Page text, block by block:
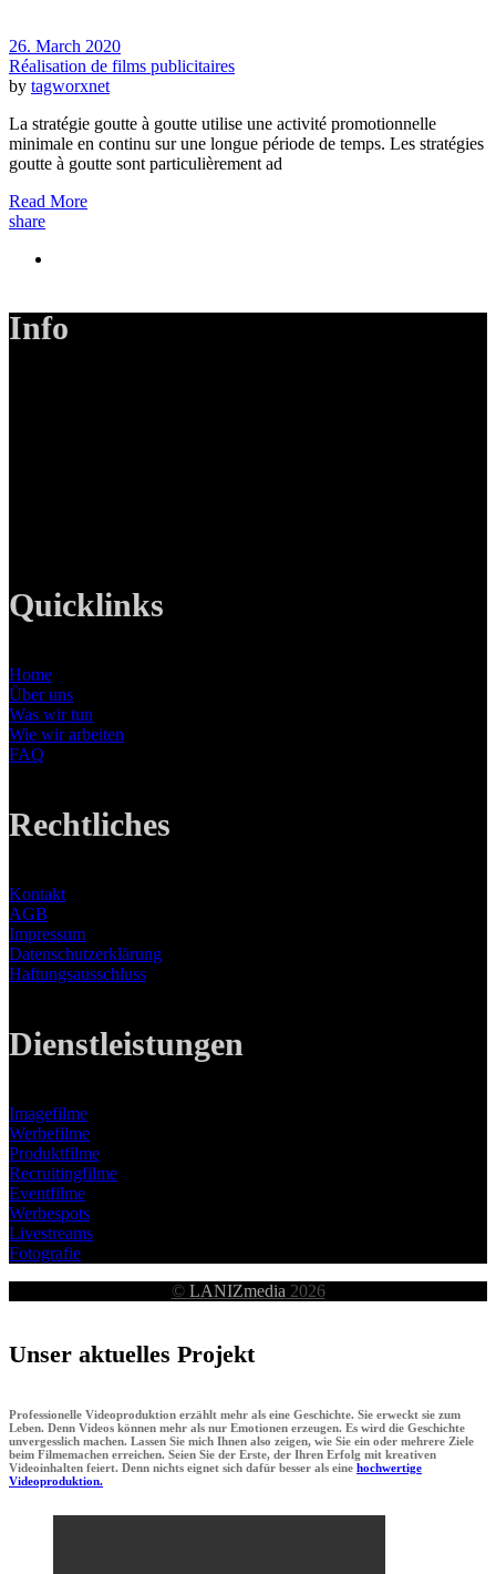
26. March 2020
Réalisation de films publicitaires
by tagworxnet
La stratégie goutte à goutte utilise une activité promotionnelle
minimale en continu sur une longue période de temps. Les stratégies
goutte à goutte sont particulièrement ad
Read More
share
Info
Quicklinks
Home
Über uns
Was wir tun
Wie wir arbeiten
FAQ
Rechtliches
Kontakt
AGB
Impressum
Datenschutzerklärung
Haftungsausschluss
Dienstleistungen
Imagefilme
Werbefilme
Produktfilme
Recruitingfilme
Eventfilme
Werbespots
Livestreams
Fotografie
© LANIZmedia 2026
Unser aktuelles Projekt
Professionelle Videoproduktion erzählt mehr als eine Geschichte. Sie erweckt sie zum
Leben. Denn Videos können mehr als nur Emotionen erzeugen. Es wird die Geschichte
unvergesslich machen. Lassen Sie mich Ihnen also zeigen, wie Sie ein oder mehrere Ziele
beim Filmemachen erreichen. Seien Sie der Erste, der Ihren Erfolg mit kreativen
Videoinhalten feiert. Denn nichts eignet sich dafür besser als eine hochwertige
Videoproduktion.